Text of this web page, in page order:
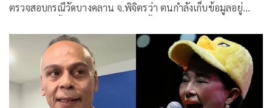
ตรวจสอบกรณีวัดบางคลาน จ.พิจิตรว่า ตนกำลังเก็บข้อมูลอยู่
ชาญวีรกูล รองนายกรัฐมนตรี และรมว.มหาดไทย ได้กำชับให้
ดำเนินการเรื่องนี้